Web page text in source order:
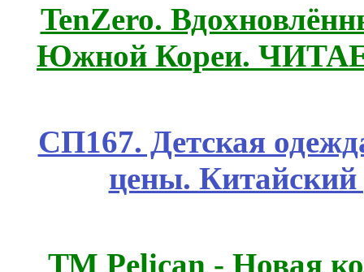
TenZero.
Южной Кореи.
СП167. Детская
цены.
ТМ Pelican - Новая